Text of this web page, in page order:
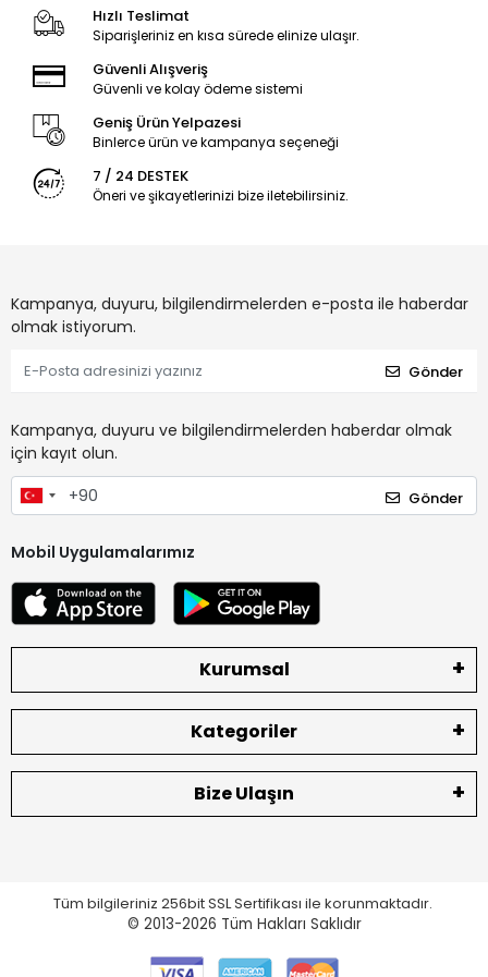
Hızlı Teslimat
Siparişleriniz en kısa sürede elinize ulaşır.
Güvenli Alışveriş
Güvenli ve kolay ödeme sistemi
Geniş Ürün Yelpazesi
Binlerce ürün ve kampanya seçeneği
7 / 24 DESTEK
Öneri ve şikayetlerinizi bize iletebilirsiniz.
Kampanya, duyuru, bilgilendirmelerden e-posta ile haberdar
olmak istiyorum.
Gönder
Kampanya, duyuru ve bilgilendirmelerden haberdar olmak
için kayıt olun.
Gönder
Mobil Uygulamalarımız
Kurumsal
Kategoriler
Bize Ulaşın
Tüm bilgileriniz 256bit SSL Sertifikası ile korunmaktadır.
© 2013-2026 Tüm Hakları Saklıdır